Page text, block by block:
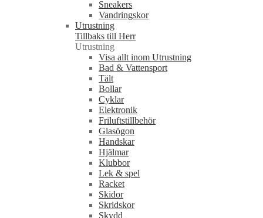
Sneakers
Vandringskor
Utrustning
Tillbaks till Herr
Utrustning
Visa allt inom Utrustning
Bad & Vattensport
Tält
Bollar
Cyklar
Elektronik
Friluftstillbehör
Glasögon
Handskar
Hjälmar
Klubbor
Lek & spel
Racket
Skidor
Skridskor
Skydd